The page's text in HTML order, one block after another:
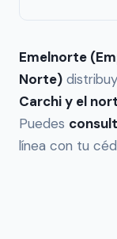
Emelnorte
Norte)
Carchi y el
Puedes
línea con tu